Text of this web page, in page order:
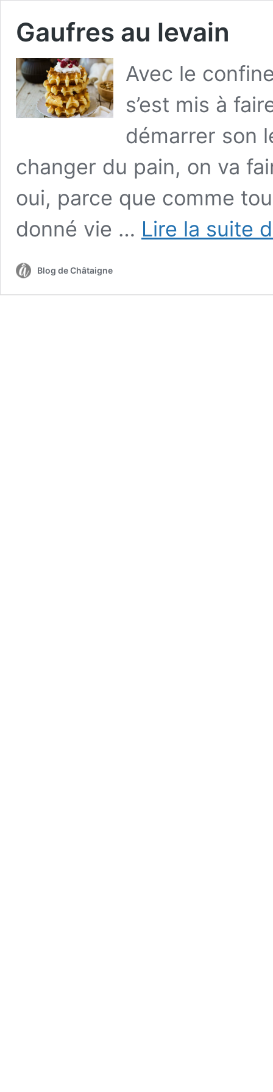
Gaufres au levain
Avec le
s’est mis à
démarrer son
changer du pain, on va
oui, parce que comme
donné vie … Lire la suite
Blog de Châtaigne